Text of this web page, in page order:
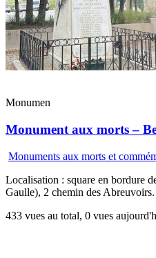
Monumen
Monument aux morts –
Monuments aux morts et
Localisation : square en bordure
Gaulle), 2 chemin des Abreuvoirs.
433 vues au total, 0 vues